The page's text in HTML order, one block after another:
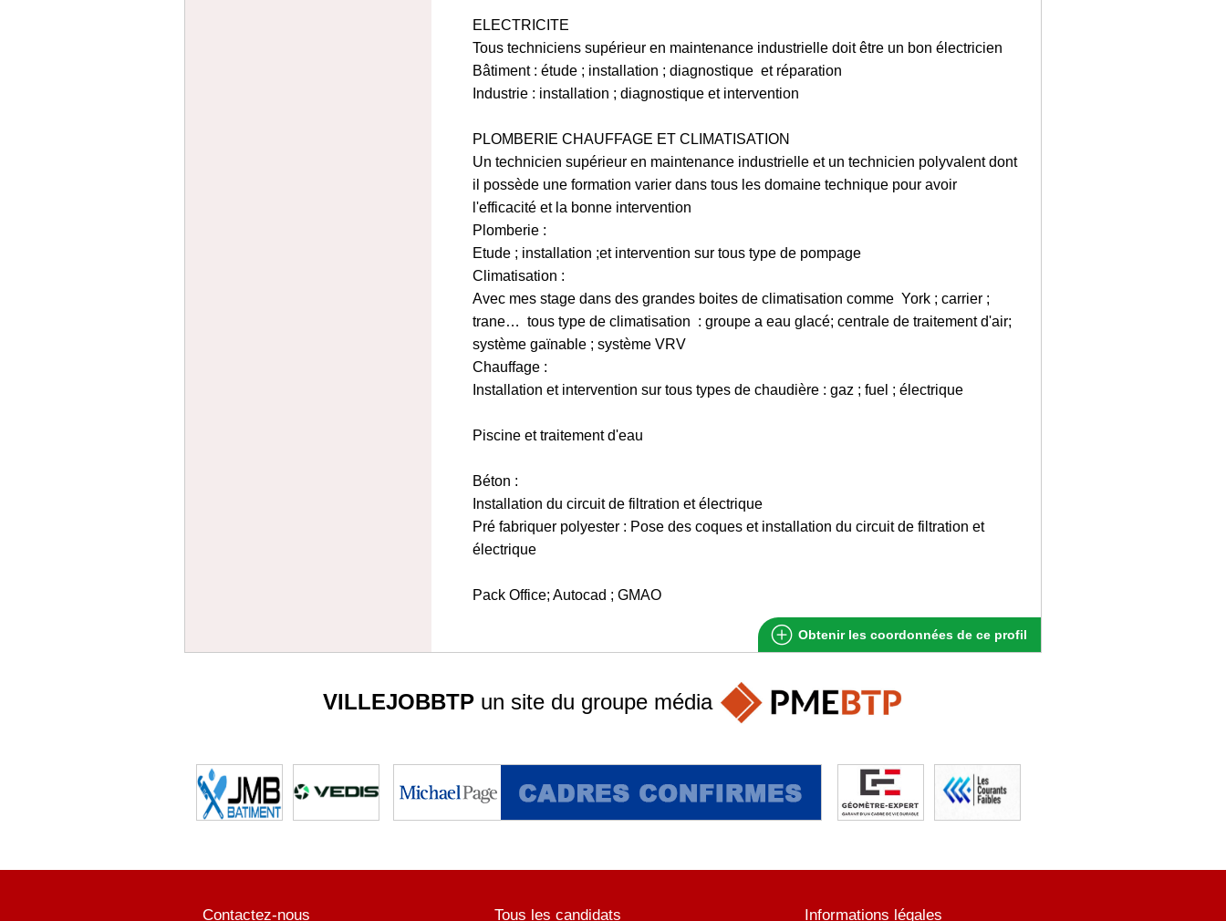
ELECTRICITE
Tous techniciens supérieur en maintenance industrielle doit être un bon électricien
Bâtiment : étude ; installation ; diagnostique et réparation
Industrie : installation ; diagnostique et intervention
PLOMBERIE CHAUFFAGE ET CLIMATISATION
Un technicien supérieur en maintenance industrielle et un technicien polyvalent dont
il possède une formation varier dans tous les domaine technique pour avoir
l'efficacité et la bonne intervention
Plomberie :
Etude ; installation ;et intervention sur tous type de pompage
Climatisation :
Avec mes stage dans des grandes boites de climatisation comme York ; carrier ;
trane… tous type de climatisation : groupe a eau glacé; centrale de traitement d'air;
système gaïnable ; système VRV
Chauffage :
Installation et intervention sur tous types de chaudière : gaz ; fuel ; électrique
Piscine et traitement d'eau
Béton :
Installation du circuit de filtration et électrique
Pré fabriquer polyester : Pose des coques et installation du circuit de filtration et
électrique
Pack Office; Autocad ; GMAO
Obtenir les coordonnées de ce profil
VILLEJOBBTPun site du groupe média
Contactez-nous Tous les candidats Informations légales